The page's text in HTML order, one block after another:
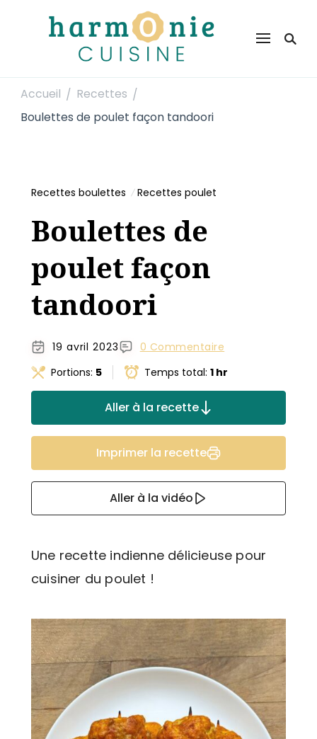
Harmonie Cuisine
Accueil / Recettes /
Boulettes de poulet façon tandoori
Recettes boulettes Recettes poulet
Boulettes de
poulet façon
tandoori
19 avril 2023
0 Commentaire
Portions: 5 Temps total: 1 hr
Aller à la recette
Imprimer la recette
Aller à la vidéo
Une recette indienne délicieuse pour
cuisiner du poulet !